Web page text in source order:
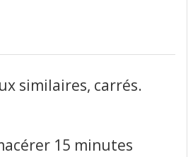
similaires, carrés.
15 minutes